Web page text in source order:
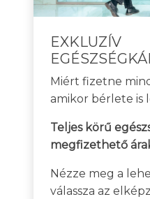
EXKLUZÍV
Miért fizetne
amikor bérlete is
Teljes körű
megfizethető
Nézze meg a
válassza az